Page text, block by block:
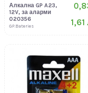
Алкална GP A23,
12V, за аларми
020356
GP.Bateries
1,61